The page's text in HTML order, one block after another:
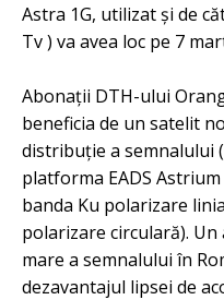
Astra 1G, utilizat și de
Tv ) va avea loc pe 7
Abonații DTH-ului
beneficia de un satelit
distribuție a semnalului
platforma EADS
banda Ku polarizare
polarizare circulară).
mare a semnalului în
dezavantajul lipsei de